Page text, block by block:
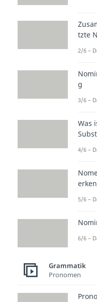
tzte
2/6 –
g
3/6 –
Was
4/6 –
5/6 –
6/6 –
Grammatik
Pronomen